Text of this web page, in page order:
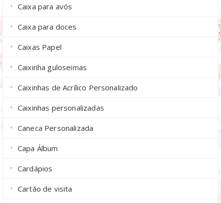
Caixa para avós
Caixa para doces
Caixas Papel
Caixinha guloseimas
Caixinhas de Acrílico Personalizado
Caixinhas personalizadas
Caneca Personalizada
Capa Álbum
Cardápios
Cartão de visita